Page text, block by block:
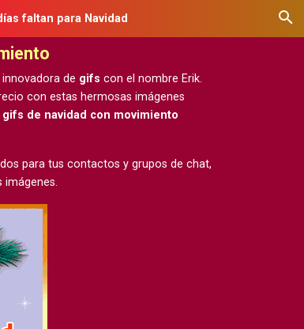
faltan para Navidad
de gifs con el nombre Erik.
con estas hermosas imágenes
gifs de navidad con movimiento
para tus contactos y grupos de chat,
imágenes.